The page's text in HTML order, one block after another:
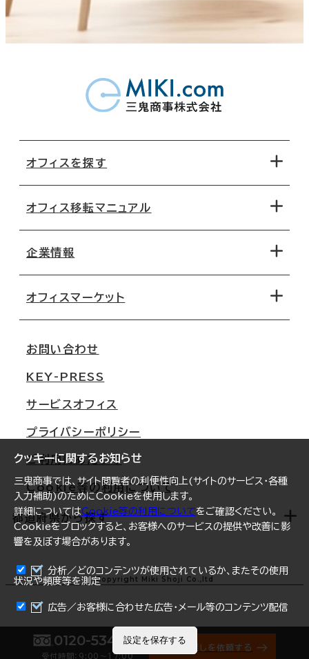
まとめて資料請求
0120-534-011
受付時間：9:00〜17:00
オフィス探しを依頼する
クッキーに関するお知らせ
三鬼商事では、サイト閲覧者の利便性向上(サイトのサービス・各種
入力補助)のためにCookieを使用します。
詳細についてはCookie等の利用についてをご確認ください。
Cookieをブロックすると、お客様へのサービスの提供や改善に影
響を及ぼす場合があります。
分析／どのコンテンツが使用されているか、またその使用
状況や頻度等を測定
広告／お客様に合わせた広告・メール等のコンテンツ配信
設定を保存する
オフィスを探す
地図から探す
路線・駅から探す
オフィス移転マニュアル
移転コストシミュレーション
移転スケジュール
オフィス移転Q&A
企業情報
オフィスマーケット
大阪
名古屋
札幌
仙台
横浜
福岡
オフィスリポート
ログイン
お問い合わせ
KEY-PRESS
サービスオフィス
プライバシーポリシー
ご利用にあたって
Cookie等の利用について
都道府県から探す
北海道
青森県
宮城県
Copyright Miki Shoji Co.,ltd